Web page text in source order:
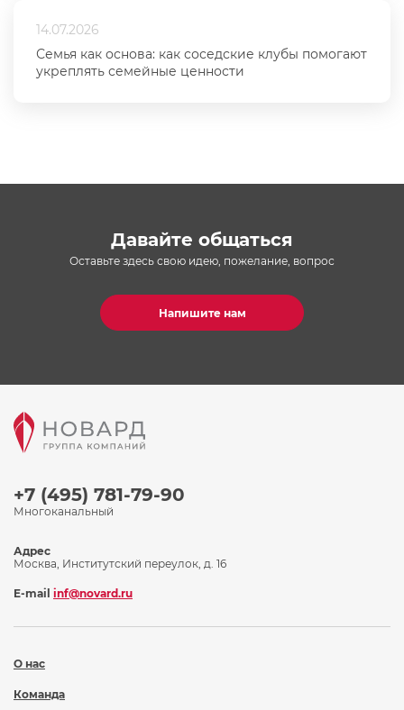
14.07.2026
Семья как основа: как соседские клубы помогают
укреплять семейные ценности
Давайте общаться
Оставьте здесь свою идею, пожелание, вопрос
Напишите нам
+7 (495) 781-79-90
Многоканальный
О нас
Команда
Адрес
Москва, Институтский переулок, д. 16
E-mail inf@novard.ru